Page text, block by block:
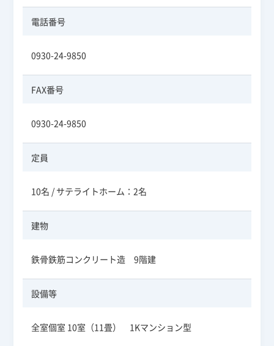
電話番号
0930-24-9850
FAX番号
0930-24-9850
定員
10名 / サテライトホーム：2名
建物
鉄骨鉄筋コンクリート造 9階建
設備等
全室個室 10室（11畳） 1Kマンション型